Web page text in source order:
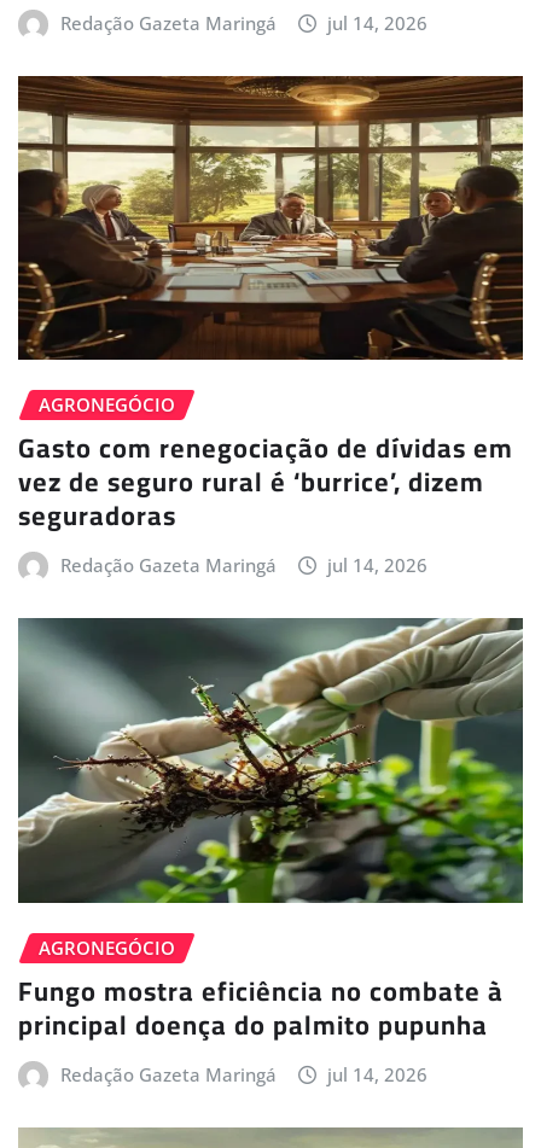
Redação Gazeta Maringá jul 14, 2026
AGRONEGÓCIO
Gasto com renegociação de dívidas em
vez de seguro rural é ‘burrice’, dizem
seguradoras
Redação Gazeta Maringá jul 14, 2026
AGRONEGÓCIO
Fungo mostra eficiência no combate à
principal doença do palmito pupunha
Redação Gazeta Maringá jul 14, 2026